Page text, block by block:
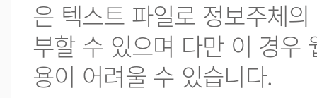
은 텍스트 파일로 정보주체
부할 수 있으며 다만 이 경우
용이 어려울 수 있습니다.